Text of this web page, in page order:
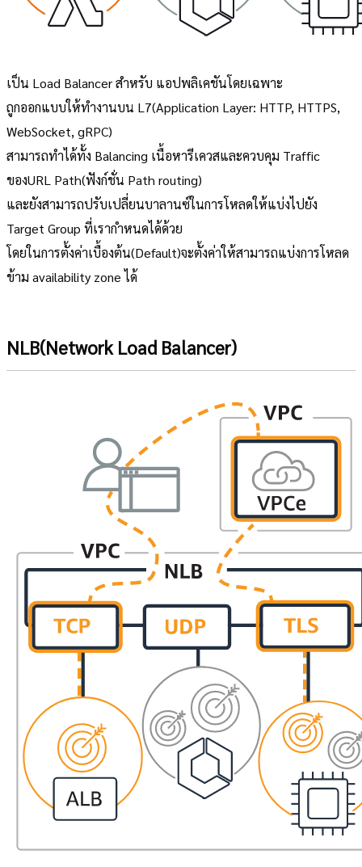
เป็น Load Balancer สำหรับ แอปพลิเคชันโดยเฉพาะ
ถูกออกแบบให้ทำงานบน L7(Application Layer: HTTP, HTTPS,
WebSocket, gRPC)
สามารถทำได้ทั้ง Balancing เนื้อหารีเควสและควบคุม Traffic
ของURL Path(ฟังก์ชั่น Path routing)
และยังสามารถปรับเปลี่ยนบาลานซ์ในการโหลดให้แบ่งไปยัง
Target Group ที่เรากำหนดได้ด้วย
โดยในการตั้งค่าเบื้องต้น(Default)จะตั้งค่าให้สามารถแบ่งการโหลด
ข้าม availability zone ได้
NLB(Network Load Balancer)